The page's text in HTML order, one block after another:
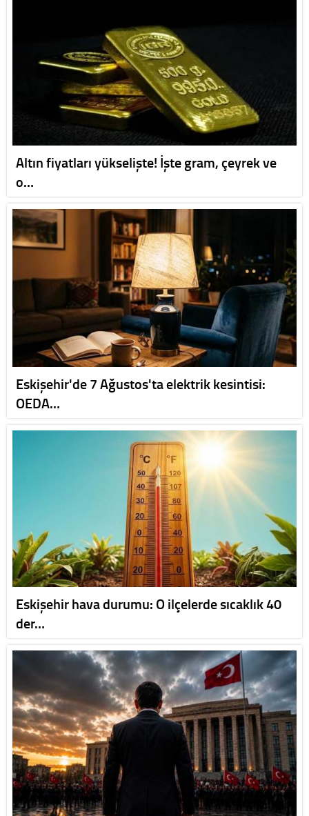
Altın fiyatları yükselişte! İşte gram, çeyrek ve
o…
Eskişehir'de 7 Ağustos'ta elektrik kesintisi:
OEDA…
Eskişehir hava durumu: O ilçelerde sıcaklık 40
der…